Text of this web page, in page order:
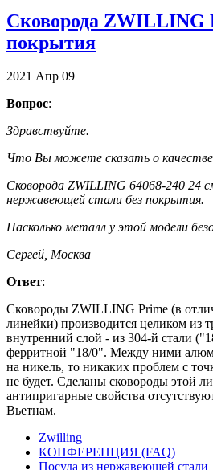
Сковорода ZWILLING
покрытия
2021 Апр 09
Вопрос:
Здравствуйте.
Что Вы можете сказать о качестве
Сковорода ZWILLING 64068-240 24
нержавеющей стали без покрытия.
Насколько металл у этой модели
Сергей, Москва
Ответ:
Сковороды ZWILLING Prime (в
линейки) производится целиком из
внутренний слой - из 304-й стали
ферритной "18/0". Между ними
на никель, то никаких проблем с
не будет. Сделаны сковороды этой
антипригарные свойства
Вьетнам.
Zwilling
КОНФЕРЕНЦИЯ (FAQ)
Посуда из нержавеющей стали